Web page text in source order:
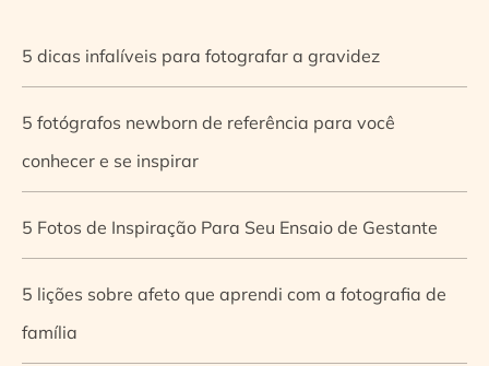
5 dicas infalíveis para fotografar a gravidez
5 fotógrafos newborn de referência para você
conhecer e se inspirar
5 Fotos de Inspiração Para Seu Ensaio de Gestante
5 lições sobre afeto que aprendi com a fotografia de
família